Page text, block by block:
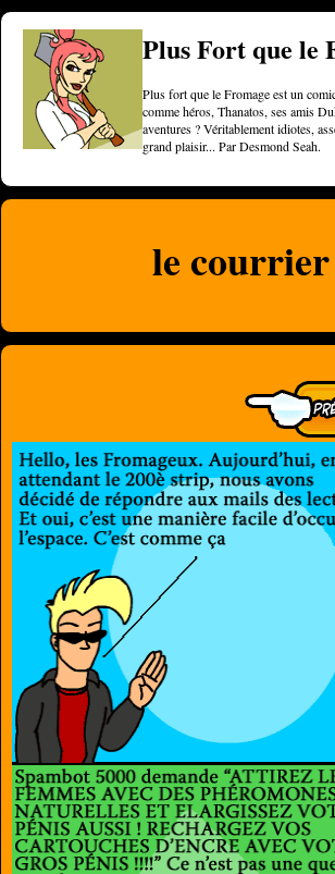
Plus Fort que le
Plus fort que le Fromage est un
comme héros, Thanatos, ses amis
aventures ? Véritablement idiotes,
grand plaisir... Par Desmond Seah.
le courrier